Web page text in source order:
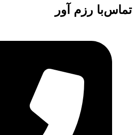
تماس‌با رزم آور